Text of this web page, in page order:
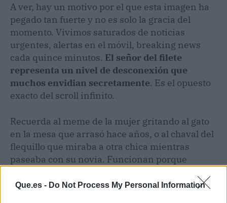
Que.es - Do Not Process My Personal Information
A ver, hay un motivo por el que esta imagen ha
pegado tan fuerte y no es solo la gracia del
momento. Vivimos saturados de noticias
urgentes, alertas en el móvil, breaking news
cada quince minutos. El señor del filete
representa un nivel de desconexión que
muchos envidian secretamente. Es el opuesto
exacto del scroll infinito.
Recuerda al meme de la mujer gritando al gato
en la mesa que arrasó hace años, o al chaval del
flequillo que miraba a otra chica mientras
paseaba con su novia. Funcionan porque
imagen muy concreta. Aquí esa emoción es: 'no